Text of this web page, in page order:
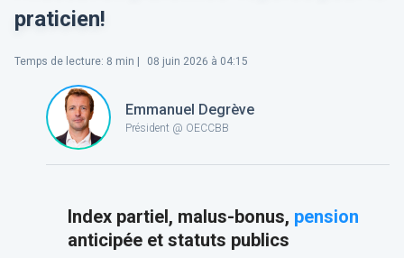
praticien!
Temps de lecture: 8 min | 08 juin 2026 à 04:15
Emmanuel Degrève
Président @ OECCBB
Index partiel, malus-bonus, pension
anticipée et statuts publics